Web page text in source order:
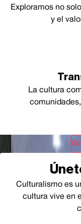
Exploramos no
y el
La cultura
Culturalismo es
cultura vive en